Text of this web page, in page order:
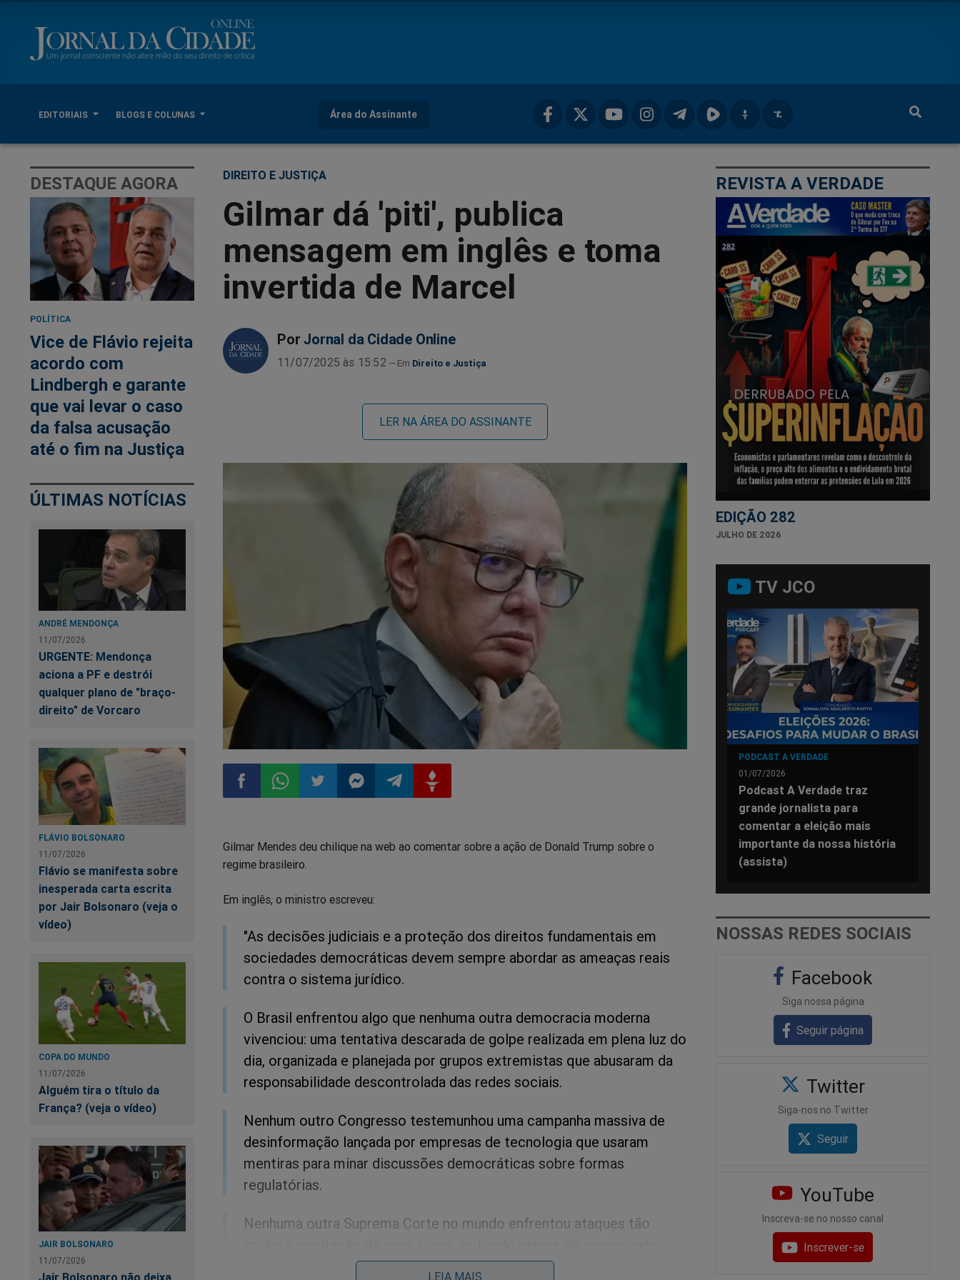
EDITORIAIS BLOGS E COLUNAS Área do Assinante
DESTAQUE AGORA
POLÍTICA
Vice de Flávio rejeita
acordo com
Lindbergh e garante
que vai levar o caso
da falsa acusação
até o fim na Justiça
ÚLTIMAS NOTÍCIAS
ANDRÉ MENDONÇA
11/07/2026
URGENTE: Mendonça
aciona a PF e destrói
qualquer plano de "braço-
direito" de Vorcaro
FLÁVIO BOLSONARO
11/07/2026
Flávio se manifesta sobre
inesperada carta escrita
por Jair Bolsonaro (veja o
vídeo)
COPA DO MUNDO
11/07/2026
Alguém tira o título da
França? (veja o vídeo)
JAIR BOLSONARO
11/07/2026
DIREITO E JUSTIÇA
Gilmar dá 'piti', publica
mensagem em inglês e toma
invertida de Marcel
Por Jornal da Cidade Online
11/07/2025 às 15:52 Direito e Justiça
LER NA ÁREA DO ASSINANTE
no
no
no
no
no
no
Gilmar Mendes deu chilique na web ao comentar sobre a ação de Donald Trump sobre o
regime brasileiro.
Em inglês, o ministro escreveu:
"As decisões judiciais e a proteção dos direitos fundamentais em
sociedades democráticas devem sempre abordar as ameaças reais
contra o sistema jurídico.
O Brasil enfrentou algo que nenhuma outra democracia moderna
vivenciou: uma tentativa descarada de golpe realizada em plena luz do
dia, organizada e planejada por grupos extremistas que abusaram da
responsabilidade descontrolada das redes sociais.
Nenhum outro Congresso testemunhou uma campanha massiva de
desinformação lançada por empresas de tecnologia que usaram
mentiras para minar discussões democráticas sobre formas
regulatórias.
Nenhuma outra Suprema Corte no mundo enfrentou ataques tão
arquitetados por facções de grupos políticos perdedores.
LEIA MAIS
REVISTA A VERDADE
EDIÇÃO 282
JULHO DE 2026
TV JCO
PODCAST A VERDADE
01/07/2026
Podcast A Verdade traz
grande jornalista para
comentar a eleição mais
importante da nossa história
(assista)
NOSSAS REDES SOCIAIS
Facebook
Siga nossa página
Seguir página
Twitter
Siga-nos no Twitter
Seguir
YouTube
Inscreva-se no nosso canal
Inscrever-se